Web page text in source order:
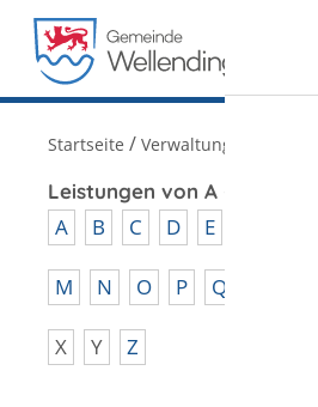
Startseite / Verwaltung
Leistungen von A - Z
A B C D E
M N O P Q
X Y Z